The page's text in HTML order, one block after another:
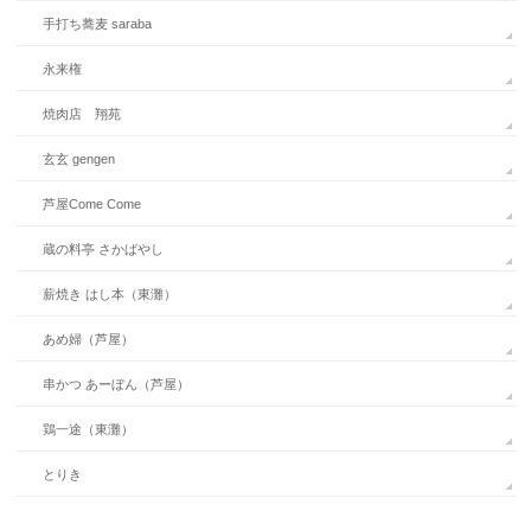
手打ち蕎麦 saraba
永来権
焼肉店 翔苑
玄玄 gengen
芦屋Come Come
蔵の料亭 さかばやし
薪焼き はし本（東灘）
あめ婦（芦屋）
串かつ あーぼん（芦屋）
鶏一途（東灘）
とりき